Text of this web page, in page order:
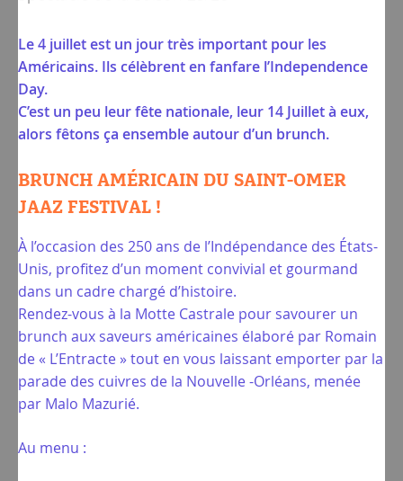
Le 4 juillet est un jour très important pour les
Américains. Ils célèbrent en fanfare l’Independence
Day.
C’est un peu leur fête nationale, leur 14 Juillet à eux,
alors fêtons ça ensemble autour d’un brunch.
BRUNCH AMÉRICAIN DU SAINT-OMER
JAAZ FESTIVAL !
À l’occasion des 250 ans de l’Indépendance des États-
Unis, profitez d’un moment convivial et gourmand
dans un cadre chargé d’histoire.
Rendez-vous à la Motte Castrale pour savourer un
brunch aux saveurs américaines élaboré par Romain
de « L’Entracte » tout en vous laissant emporter par la
parade des cuivres de la Nouvelle -Orléans, menée
par Malo Mazurié.
Au menu :